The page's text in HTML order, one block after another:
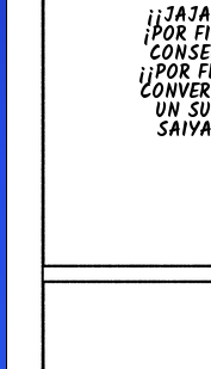
¡POR
¡¡POR
UN